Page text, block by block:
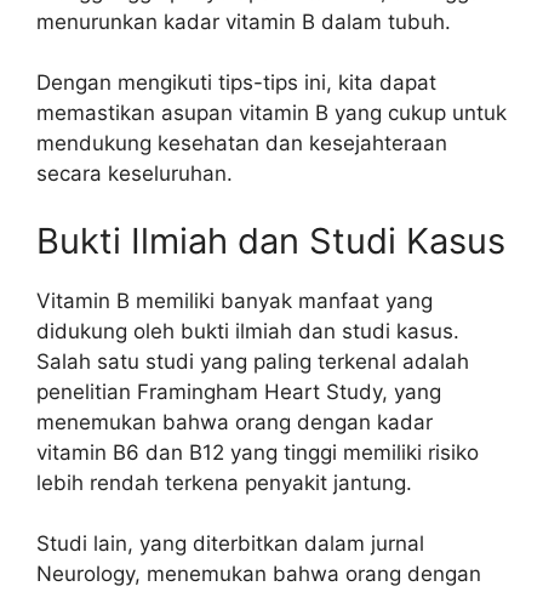
menurunkan kadar vitamin B dalam tubuh.
Dengan mengikuti tips-tips ini, kita dapat
memastikan asupan vitamin B yang cukup untuk
mendukung kesehatan dan kesejahteraan
secara keseluruhan.
Bukti Ilmiah dan Studi Kasus
Vitamin B memiliki banyak manfaat yang
didukung oleh bukti ilmiah dan studi kasus.
Salah satu studi yang paling terkenal adalah
penelitian Framingham Heart Study, yang
menemukan bahwa orang dengan kadar
vitamin B6 dan B12 yang tinggi memiliki risiko
lebih rendah terkena penyakit jantung.
Studi lain, yang diterbitkan dalam jurnal
Neurology, menemukan bahwa orang dengan